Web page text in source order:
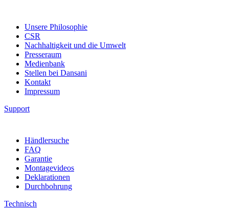
Unsere Philosophie
CSR
Nachhaltigkeit und die Umwelt
Presseraum
Medienbank
Stellen bei Dansani
Kontakt
Impressum
Support
Händlersuche
FAQ
Garantie
Montagevideos
Deklarationen
Durchbohrung
Technisch